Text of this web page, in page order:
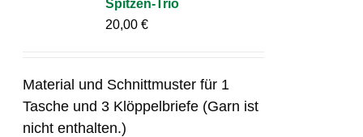
Spitzen-Trio
20,00€
Material und Schnittmuster für 1
Tasche und 3 Klöppelbriefe (Garn ist
nicht enthalten.)